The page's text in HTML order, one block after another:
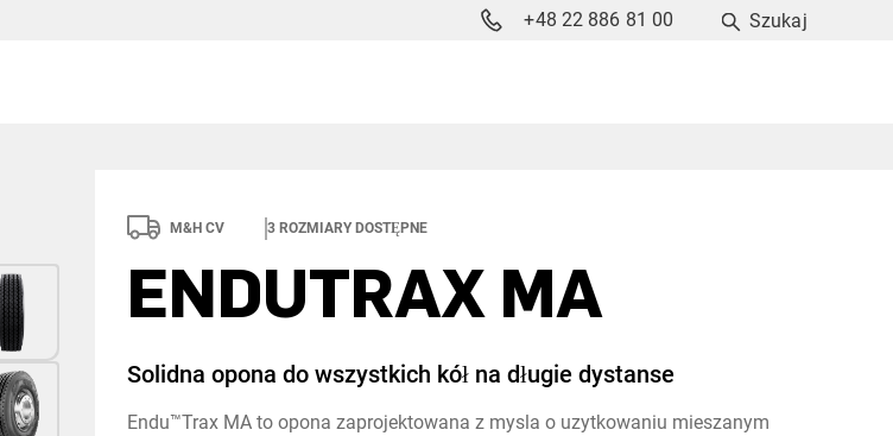
+48 22 886 81 00 Szukaj
M&H CV 3ROZMIARY DOSTĘPNE
ENDUTRAX MA
Solidna opona do wszystkich kół na długie dystanse
Endu™Trax MA to opona zaprojektowana z mysla o uzytkowaniu mieszanym